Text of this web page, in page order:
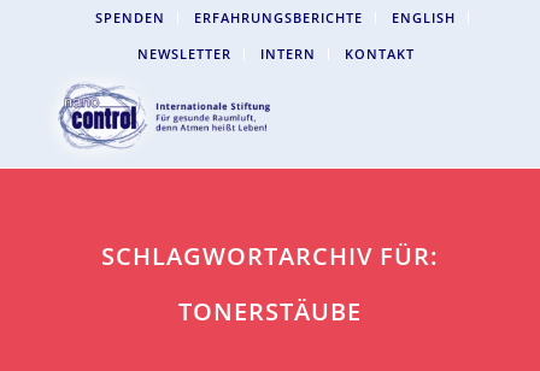
SPENDEN ERFAHRUNGSBERICHTE
ENGLISH
NEWSLETTER
INTERN KONTAKT
SCHLAGWORTARCHIV FÜR:
TONERSTÄUBE